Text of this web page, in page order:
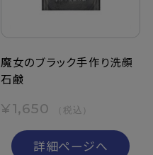
魔女のブラック手作り洗顔
石鹸
¥1,650 （税込）
詳細ページへ